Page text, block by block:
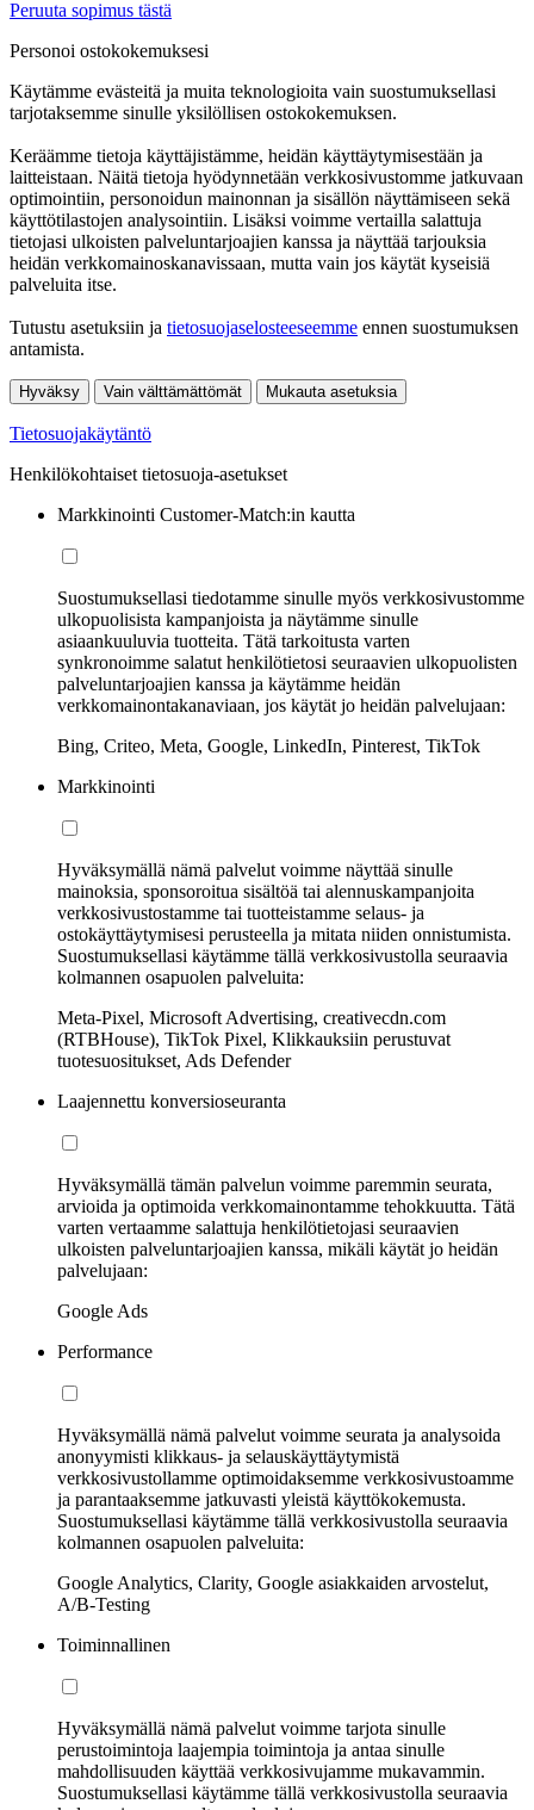
Peruuta sopimus tästä
Personoi ostokokemuksesi
Käytämme evästeitä ja muita teknologioita vain suostumuksellasi
tarjotaksemme sinulle yksilöllisen ostokokemuksen.
Keräämme tietoja käyttäjistämme, heidän käyttäytymisestään ja
laitteistaan. Näitä tietoja hyödynnetään verkkosivustomme jatkuvaan
optimointiin, personoidun mainonnan ja sisällön näyttämiseen sekä
käyttötilastojen analysointiin. Lisäksi voimme vertailla salattuja
tietojasi ulkoisten palveluntarjoajien kanssa ja näyttää tarjouksia
heidän verkkomainoskanavissaan, mutta vain jos käytät kyseisiä
palveluita itse.
Tutustu asetuksiin ja tietosuojaselosteeseemme ennen suostumuksen
antamista.
Hyväksy Vain välttämättömät Mukauta asetuksia
Tietosuojakäytäntö
Henkilökohtaiset tietosuoja-asetukset
Markkinointi Customer-Match:in kautta
Suostumuksellasi tiedotamme sinulle myös verkkosivustomme
ulkopuolisista kampanjoista ja näytämme sinulle
asiaankuuluvia tuotteita. Tätä tarkoitusta varten
synkronoimme salatut henkilötietosi seuraavien ulkopuolisten
palveluntarjoajien kanssa ja käytämme heidän
verkkomainontakanaviaan, jos käytät jo heidän palvelujaan:
Bing, Criteo, Meta, Google, LinkedIn, Pinterest, TikTok
Markkinointi
Hyväksymällä nämä palvelut voimme näyttää sinulle
mainoksia, sponsoroitua sisältöä tai alennuskampanjoita
verkkosivustostamme tai tuotteistamme selaus- ja
ostokäyttäytymisesi perusteella ja mitata niiden onnistumista.
Suostumuksellasi käytämme tällä verkkosivustolla seuraavia
kolmannen osapuolen palveluita:
Meta-Pixel, Microsoft Advertising, creativecdn.com
(RTBHouse), TikTok Pixel, Klikkauksiin perustuvat
tuotesuositukset, Ads Defender
Laajennettu konversioseuranta
Hyväksymällä tämän palvelun voimme paremmin seurata,
arvioida ja optimoida verkkomainontamme tehokkuutta. Tätä
varten vertaamme salattuja henkilötietojasi seuraavien
ulkoisten palveluntarjoajien kanssa, mikäli käytät jo heidän
palvelujaan:
Google Ads
Performance
Hyväksymällä nämä palvelut voimme seurata ja analysoida
anonyymisti klikkaus- ja selauskäyttäytymistä
verkkosivustollamme optimoidaksemme verkkosivustoamme
ja parantaaksemme jatkuvasti yleistä käyttökokemusta.
Suostumuksellasi käytämme tällä verkkosivustolla seuraavia
kolmannen osapuolen palveluita:
Google Analytics, Clarity, Google asiakkaiden arvostelut,
A/B-Testing
Toiminnallinen
Hyväksymällä nämä palvelut voimme tarjota sinulle
perustoimintoja laajempia toimintoja ja antaa sinulle
mahdollisuuden käyttää verkkosivujamme mukavammin.
Suostumuksellasi käytämme tällä verkkosivustolla seuraavia